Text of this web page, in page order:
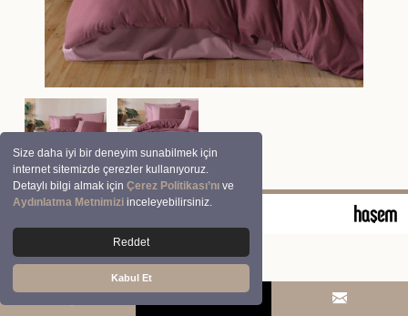
Size daha iyi bir deneyim sunabilmek için
internet sitemizde çerezler kullanıyoruz.
Detaylı bilgi almak içinÇerez Politikası’nı ve
Aydınlatma Metnimizi inceleyebilirsiniz.
Reddet
Kabul Et